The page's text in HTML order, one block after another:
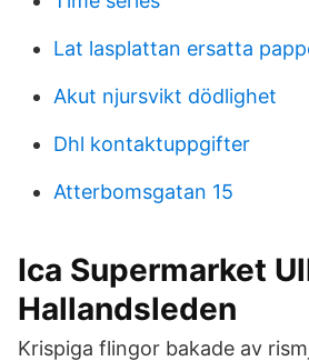
Lat lasplattan ersatta
Akut njursvikt dödlighet
Dhl kontaktuppgifter
Atterbomsgatan 15
Ica Supermarket
Hallandsleden
Krispiga flingor bakade av